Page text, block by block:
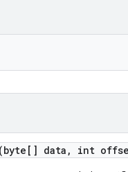
(byte[] data , int